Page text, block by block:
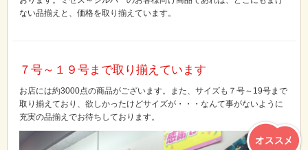
ない品揃えと、価格を取り揃えています。
７号～１９号まで取り揃えています
お店には約3000点の商品がございます。また、サイズも７号～19号まで
取り揃えており、欲しかったけどサイズが・・・なんて事がないように
充実の品揃えでお待ちしております。